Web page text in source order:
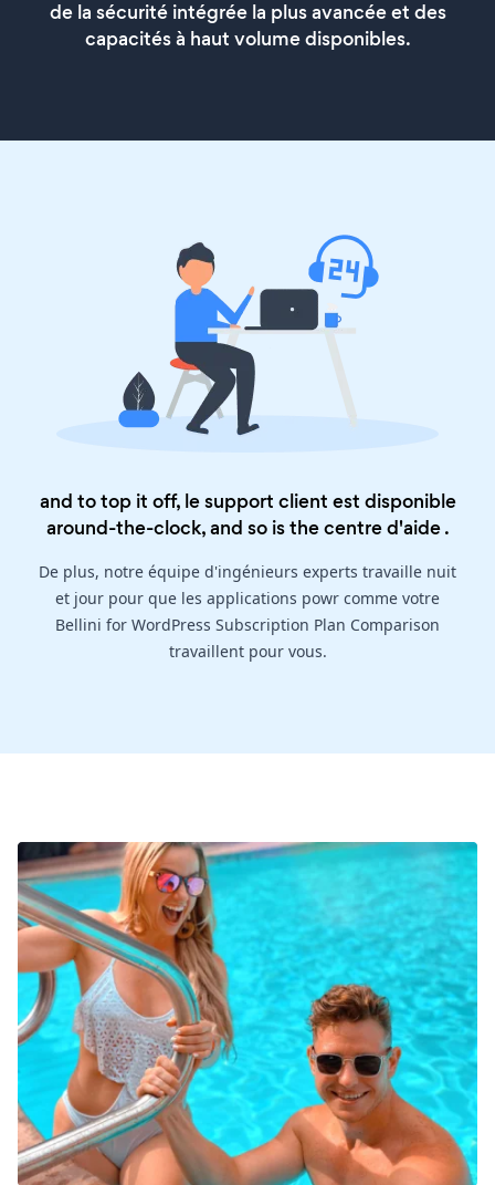
de la sécurité intégrée la plus avancée et des
capacités à haut volume disponibles.
and to top it off, le support client est disponible
around-the-clock, and so is thecentre d'aide.
De plus, notre équipe d'ingénieurs experts travaille nuit
et jour pour que les applications powr comme votre
Bellini for WordPress Subscription Plan Comparison
travaillent pour vous.